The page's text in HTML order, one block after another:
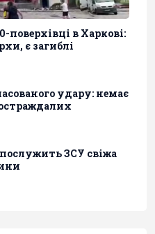
в Харкові:
є загиблі
удару: немає
ЗСУ свіжа